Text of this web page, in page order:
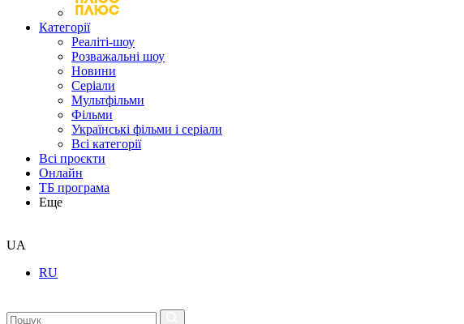
Категорії
Реаліті-шоу
Розважальні шоу
Новини
Серіали
Мультфільми
Фільми
Українські фільми і серіали
Всі категорії
Всі проєкти
Онлайн
ТБ програма
Еще
UA
RU